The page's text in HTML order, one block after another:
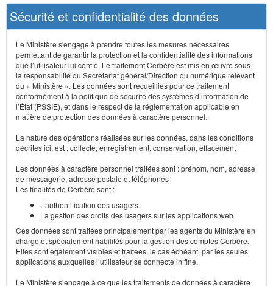
Sécurité et confidentialité des données
Le Ministère s'engage à prendre toutes les mesures nécessaires
permettant de garantir la protection et la confidentialité des informations
que l’utilisateur lui confie. Le traitement Cerbère est mis en œuvre sous
la responsabilité du Secrétariat général/Direction du numérique relevant
du « Ministère ». Les données sont recueillies pour ce traitement
conformément à la politique de sécurité des systèmes d’information de
l’État (PSSIE), et dans le respect de la réglementation applicable en
matière de protection des données à caractère personnel.
La nature des opérations réalisées sur les données, dans les conditions
décrites ici, est : collecte, enregistrement, conservation, effacement
Les données à caractère personnel traitées sont : prénom, nom, adresse
de messagerie, adresse postale et téléphones
Les finalités de Cerbère sont :
L’authentification des usagers
La gestion des droits des usagers sur les applications web
Ces données sont traitées principalement par les agents du Ministère en
charge et spécialement habilités pour la gestion des comptes Cerbère.
Elles sont également visibles et traitées, le cas échéant, par les seules
applications auxquelles l’utilisateur se connecte in fine.
Le Ministère s’engage à ce que les traitements de données à caractère